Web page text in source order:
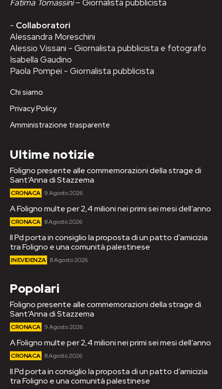
Fatima Tomassini– Giornalista pubblicista
- Collaboratori
Alessandra Moreschini
Alessio Vissani - Giornalista pubblicista e fotografo
Isabella Gaudino
Paola Pompei - Giornalista pubblicista
Chi siamo
Privacy Policy
Amministrazione trasparente
Ultime notizie
Foligno presente alle commemorazioni della strage di
Sant’Anna di Stazzema
CRONACA 9 Agosto 2026
A Foligno multe per 2,4 milioni nei primi sei mesi dell’anno
CRONACA 8 Agosto 2026
Il Pd porta in consiglio la proposta di un patto d’amicizia
tra Foligno e una comunità palestinese
IN EVIDENZA 8 Agosto 2026
Popolari
Foligno presente alle commemorazioni della strage di
Sant’Anna di Stazzema
CRONACA 9 Agosto 2026
A Foligno multe per 2,4 milioni nei primi sei mesi dell’anno
CRONACA 8 Agosto 2026
Il Pd porta in consiglio la proposta di un patto d’amicizia
tra Foligno e una comunità palestinese